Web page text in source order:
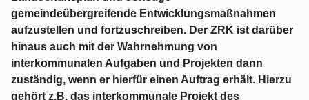
gemeindeübergreifende Entwicklungsmaßnahmen
aufzustellen und fortzuschreiben. Der ZRK ist darüber
hinaus auch mit der Wahrnehmung von
interkommunalen Aufgaben und Projekten dann
zuständig, wenn er hierfür einen Auftrag erhält. Hierzu
gehört z.B. das interkommunale Projekt des